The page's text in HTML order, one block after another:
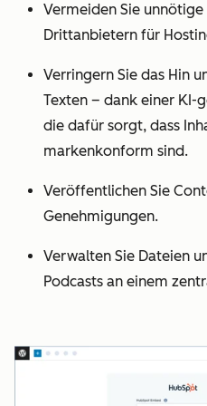
Vermeiden Sie
Drittanbietern für
Verringern Sie das Hin
Texten – dank einer
die dafür sorgt, dass
markenkonform sind.
Veröffentlichen Sie
Genehmigungen.
Verwalten Sie Dateien
Podcasts an einem